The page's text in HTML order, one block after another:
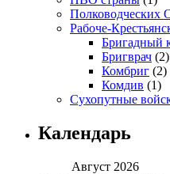
Полководческих
Рабоче-
Бригадный
Бригврач (2)
Комбриг (2)
Комдив (1)
Сухопутные
Календарь
Август 2026